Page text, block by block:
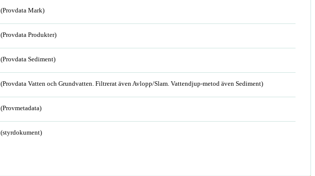
(Provdata Mark)
(Provdata Produkter)
(Provdata Sediment)
(Provdata Vatten och Grundvatten. Filtrerat även Avlopp/Slam. Vattendjup-metod även Sediment)
(Provmetadata)
(styrdokument)